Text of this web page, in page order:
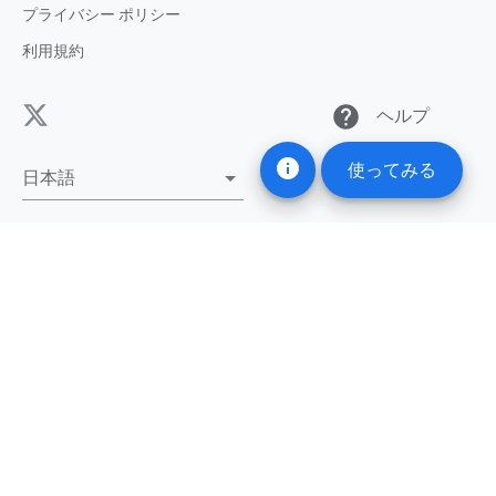
info 使ってみる
プライバシー ポリシー
利用規約
help ヘルプ
日本語